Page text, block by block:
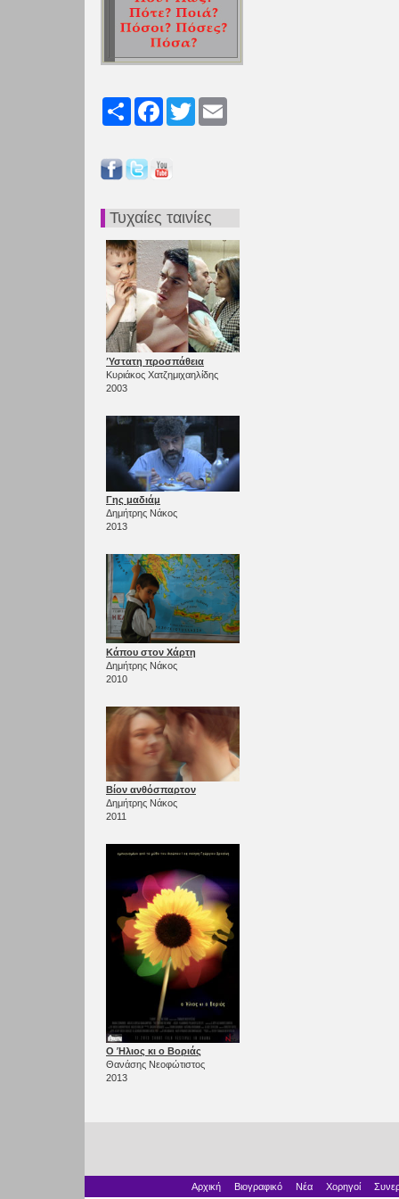
Share FacebookTwitter
Τυχαίες ταινίες
Ύστατη προσπάθεια
Κυριάκος Χατζημιχαηλίδης
2003
Γης μαδιάμ
Δημήτρης Νάκος
2013
Κάπου στον Χάρτη
Δημήτρης Νάκος
2010
Βίον ανθόσπαρτον
Δημήτρης Νάκος
2011
Ο Ήλιος κι ο Βοριάς
Θανάσης Νεοφώτιστος
2013
Αρχική Βιογραφικό Νέα Χορηγοί